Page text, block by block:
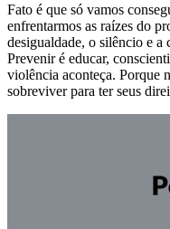
Fato é que só vamos
enfrentarmos as raízes do
desigualdade, o silêncio e a
Prevenir é educar,
violência aconteça. Porque
sobreviver para ter seus